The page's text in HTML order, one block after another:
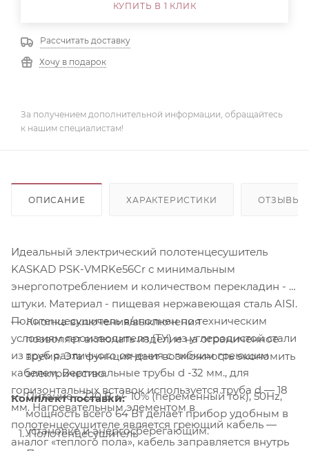
КУПИТЬ В 1 КЛИК
Рассчитать доставку
Хочу в подарок
За получением дополнительной информации, обращайтесь
к нашим специалистам!
ОПИСАНИЕ ХАРАКТЕРИСТИКИ ОТЗЫВЫ
Идеальный электрический полотенцесушитель
KASKAD PSK-VMRKe56Cr с минимальным
энергопотреблением и количеством перекладин - 4
штуки. Материал - пищевая нержавеющая сталь AISI.
Полотенцесушитель выполнен по техническим
условиям производителя (ТУ) из углеродистой стали
из труб различного сечения с гибким греющим
кабелем. Вертикальные трубы d -32 мм., для
горизонтальных вставок используется труба d — 18
мм. Нагревательным элементом в
полотенцесушителе является греющий кабель —
аналог «теплого пола», кабель заправляется внутрь
Кнопка включения/выключения
позволяет включать изделие на ограниченное
время. Эта функция дает возможность экономить
электричество.
Питание - 220 В +/- 10% (переменный ток), 50Hz,
мощность всего 64 Вт делает прибор удобным в
установке и энергосберегающим.
Комплект поставки:
Полотенцесушитель